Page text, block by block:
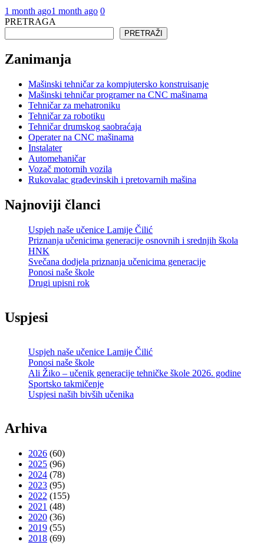
1 month ago1 month ago 0
PRETRAGA
PRETRAŽI
Zanimanja
Mašinski tehničar za kompjutersko konstruisanje
Mašinski tehničar programer na CNC mašinama
Tehničar za mehatroniku
Tehničar za robotiku
Tehničar drumskog saobraćaja
Operater na CNC mašinama
Instalater
Automehaničar
Vozač motornih vozila
Rukovalac građevinskih i pretovarnih mašina
Najnoviji članci
Uspjeh naše učenice Lamije Čilić
Priznanja učenicima generacije osnovnih i srednjih škola
HNK
Svečana dodjela priznanja učenicima generacije
Ponosi naše škole
Drugi upisni rok
Uspjesi
Uspjeh naše učenice Lamije Čilić
Ponosi naše škole
Ali Žiko – učenik generacije tehničke škole 2026. godine
Sportsko takmičenje
Uspjesi naših bivših učenika
Arhiva
2026 (60)
2025 (96)
2024 (78)
2023 (95)
2022 (155)
2021 (48)
2020 (36)
2019 (55)
2018 (69)